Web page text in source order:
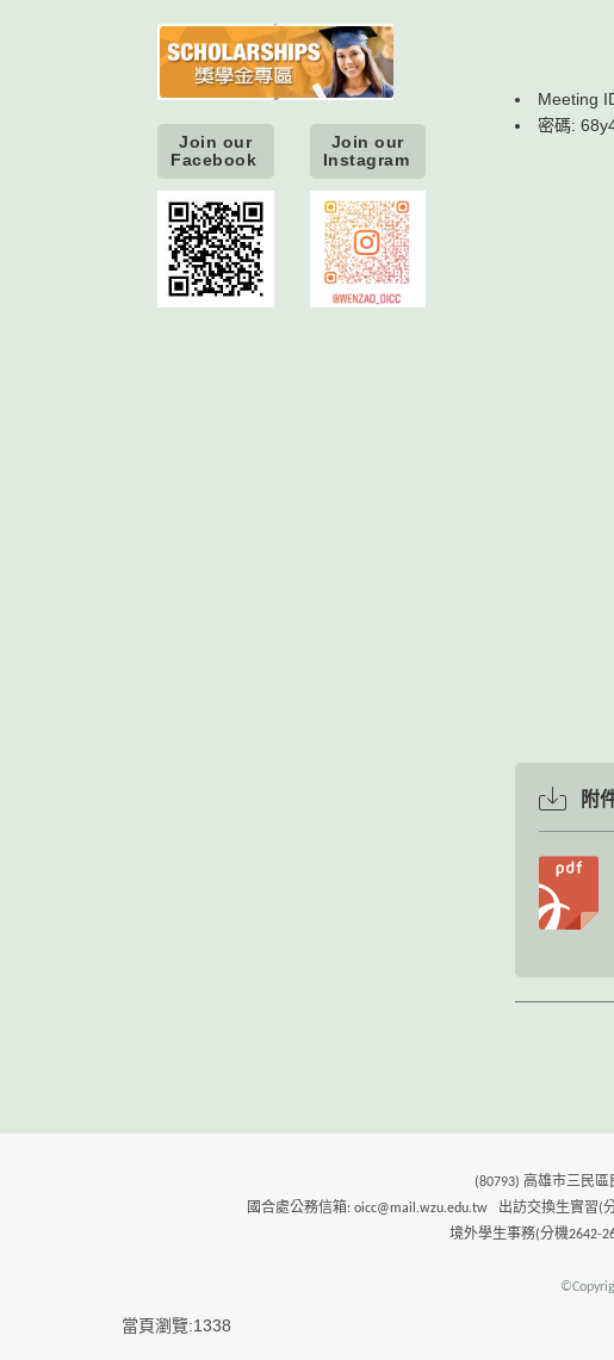
Join our
Facebook
Join our
Instagram
Meeting
密碼:
附
(80793) 高雄市三民區
國合處公務信箱: oicc@mail.wzu.edu.tw 出訪交換生實習(
境外學生事務(分機2642-
當頁瀏覽:1338